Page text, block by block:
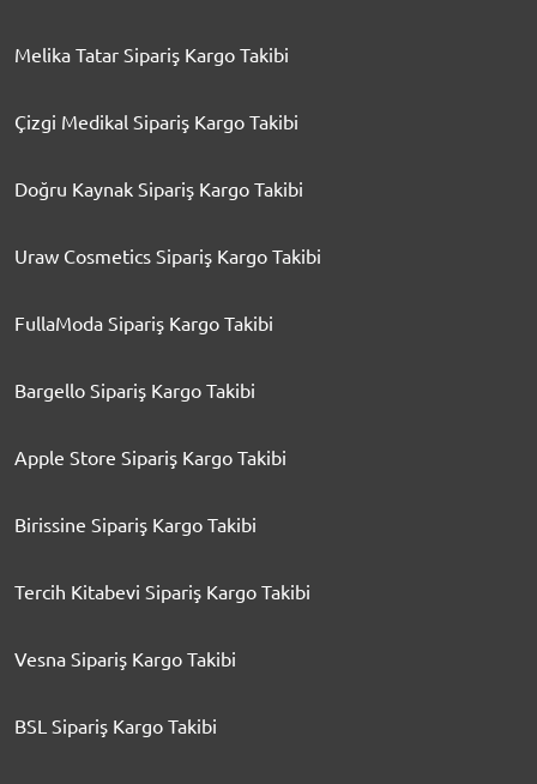
Melika Tatar Sipariş Kargo Takibi
Çizgi Medikal Sipariş Kargo Takibi
Doğru Kaynak Sipariş Kargo Takibi
Uraw Cosmetics Sipariş Kargo Takibi
FullaModa Sipariş Kargo Takibi
Bargello Sipariş Kargo Takibi
Apple Store Sipariş Kargo Takibi
Birissine Sipariş Kargo Takibi
Tercih Kitabevi Sipariş Kargo Takibi
Vesna Sipariş Kargo Takibi
BSL Sipariş Kargo Takibi